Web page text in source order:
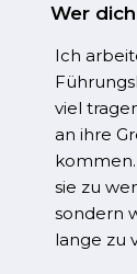
Wer
Ich
viel
an ihre
sie zu
sondern
lange zu